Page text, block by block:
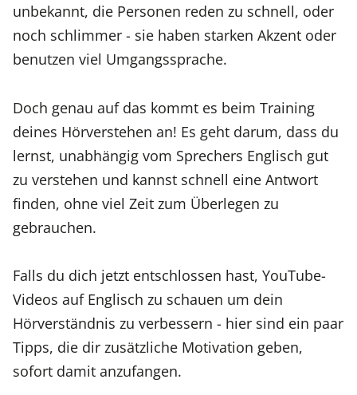
unbekannt, die Personen reden zu schnell, oder
noch schlimmer - sie haben starken Akzent oder
benutzen viel Umgangssprache.
Doch genau auf das kommt es beim Training
deines Hörverstehen an! Es geht darum, dass du
lernst, unabhängig vom Sprechers Englisch gut
zu verstehen und kannst schnell eine Antwort
finden, ohne viel Zeit zum Überlegen zu
gebrauchen.
Falls du dich jetzt entschlossen hast, YouTube-
Videos auf Englisch zu schauen um dein
Hörverständnis zu verbessern - hier sind ein paar
Tipps, die dir zusätzliche Motivation geben,
sofort damit anzufangen.